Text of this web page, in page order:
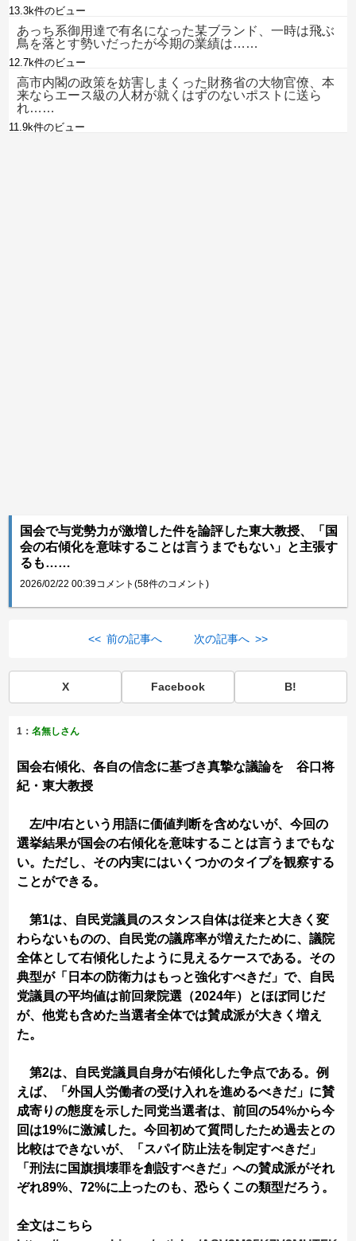
13.3k件のビュー
あっち系御用達で有名になった某ブランド、一時は飛ぶ
鳥を落とす勢いだったが今期の業績は……
12.7k件のビュー
高市内閣の政策を妨害しまくった財務省の大物官僚、本
来ならエース級の人材が就くはずのないポストに送ら
れ……
11.9k件のビュー
国会で与党勢力が激増した件を論評した東大教授、「国
会の右傾化を意味することは言うまでもない」と主張す
るも……
2026/02/22 00:39コメント(58件のコメント)
<< 前の記事へ 次の記事へ >>
X Facebook B!
1：名無しさん
国会右傾化、各自の信念に基づき真摯な議論を 谷口将
紀・東大教授
左/中/右という用語に価値判断を含めないが、今回の
選挙結果が国会の右傾化を意味することは言うまでもな
い。ただし、その内実にはいくつかのタイプを観察する
ことができる。
第1は、自民党議員のスタンス自体は従来と大きく変
わらないものの、自民党の議席率が増えたために、議院
全体として右傾化したように見えるケースである。その
典型が「日本の防衛力はもっと強化すべきだ」で、自民
党議員の平均値は前回衆院選（2024年）とほぼ同じだ
が、他党も含めた当選者全体では賛成派が大きく増え
た。
第2は、自民党議員自身が右傾化した争点である。例
えば、「外国人労働者の受け入れを進めるべきだ」に賛
成寄りの態度を示した同党当選者は、前回の54%から今
回は19%に激減した。今回初めて質問したため過去との
比較はできないが、「スパイ防止法を制定すべきだ」
「刑法に国旗損壊罪を創設すべきだ」への賛成派がそれ
ぞれ89%、72%に上ったのも、恐らくこの類型だろう。
全文はこちら